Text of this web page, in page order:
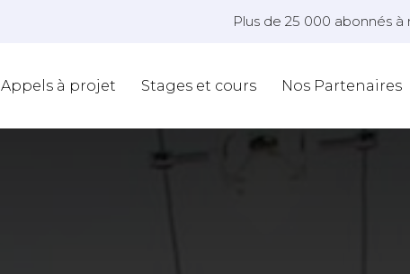
Plus de 25 000 abonnés à
Appels à projet Stages et cours Nos Partenaires